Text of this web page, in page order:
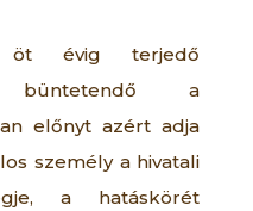
évig terjedő
büntetendő a
előnyt azért adja
személy a hivatali
a hatáskörét